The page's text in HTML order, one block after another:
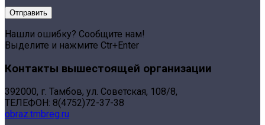
Нашли ошибку? Сообщите нам!
Выделите и нажмите Ctr+Enter
Контакты вышестоящей организации
392000, г. Тамбов, ул. Советская, 108/8,
ТЕЛЕФОН: 8(4752)72-37-38
obraz.tmbreg.ru